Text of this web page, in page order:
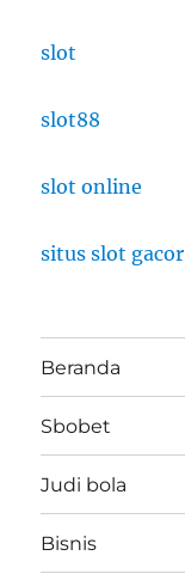
slot
slot88
slot online
situs slot gacor
Beranda
Sbobet
Judi bola
Bisnis